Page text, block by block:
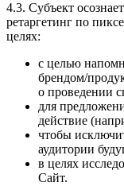
4.3. Субъект
ретаргетинг по
целях:
с целью
брендом/
о проведении
для
действие
чтобы
аудитории
в целях
Сайт.